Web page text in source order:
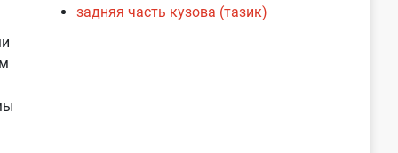
задняя часть кузова (тазик)